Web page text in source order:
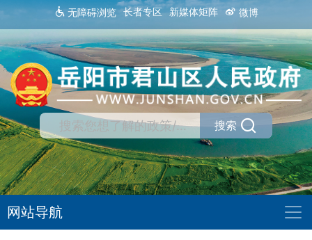
无障碍浏览 长者专区 新媒体矩阵 微博
搜索
网站导航